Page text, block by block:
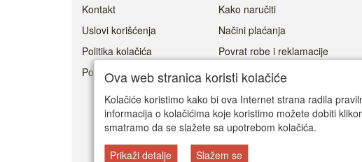
Kontakt
Uslovi korišćenja
Politika kolačića
Politika privatnosti
Kako naručiti
Načini plaćanja
Povrat robe i reklamacije
Cenovnik dostave
Isporuka
Ova web stranica koristi kolačiće
Kolačiće koristimo kako bi ova Internet strana radila
informacija o kolačićima koje koristimo možete dobiti
smatramo da se slažete sa upotrebom kolačića.
Prikaži detalje
Slažem se